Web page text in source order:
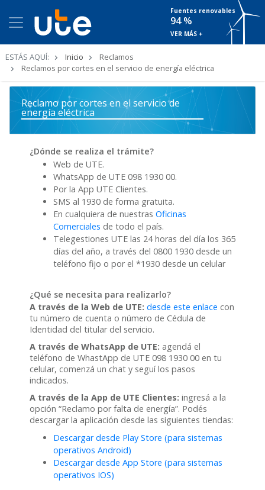
Fuentes renovables
94 %
VER MÁS +
ESTÁS AQUÍ: Inicio
Reclamos
Reclamos por cortes en el servicio de energía eléctrica
Reclamo por cortes en el servicio de
energía eléctrica
¿Dónde se realiza el trámite?
Web de UTE.
WhatsApp de UTE 098 1930 00.
Por la App UTE Clientes.
SMS al 1930 de forma gratuita.
En cualquiera de nuestras Oficinas
Comerciales de todo el país.
Telegestiones UTE las 24 horas del día los 365
días del año, a través del 0800 1930 desde un
teléfono fijo o por el *1930 desde un celular
¿Qué se necesita para realizarlo?
A través de la Web de UTE: desde este enlace con
tu número de cuenta o número de Cédula de
Identidad del titular del servicio.
A través de WhatsApp de UTE: agendá el
teléfono de WhastApp de UTE 098 1930 00 en tu
celular, comenzá un chat y seguí los pasos
indicados.
A través de la App de UTE Clientes: ingresá a la
opción “Reclamo por falta de energía”. Podés
descargar la aplicación desde las siguientes tiendas:
Descargar desde Play Store (para sistemas
operativos Android)
Descargar desde App Store (para sistemas
operativos IOS)